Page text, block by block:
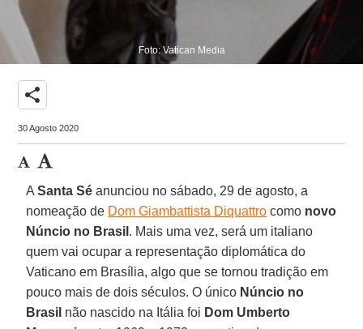
Foto: Vatican Media
share
30 Agosto 2020
ASanta Sé anunciou no sábado, 29 de agosto, a
nomeação de Dom Giambattista Diquattro como novo
Núncio no Brasil . Mais uma vez, será um italiano
quem vai ocupar a representação diplomática do
Vaticano em Brasília, algo que se tornou tradição em
pouco mais de dois séculos. O único Núncio no
Brasil não nascido na Itália foi Dom Umberto